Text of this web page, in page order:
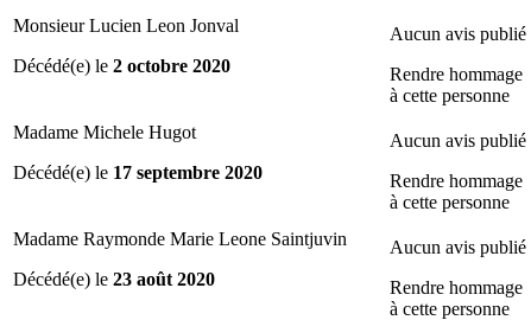
Monsieur Lucien Leon Jonval
Décédé(e) le 2 octobre 2020
Aucun avis publié
Rendre hommage
à cette personne
Madame Michele Hugot
Décédé(e) le 17 septembre 2020
Aucun avis publié
Rendre hommage
à cette personne
Madame Raymonde Marie Leone Saintjuvin
Décédé(e) le 23 août 2020
Aucun avis publié
Rendre hommage
à cette personne